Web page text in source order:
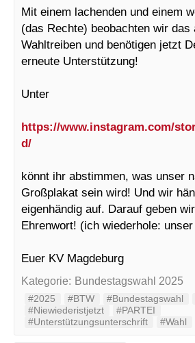
Mit einem lachenden und einem
(das Rechte) beobachten wir das
Wahltreiben und benötigen jetzt
erneute Unterstützung!
Unter
https://www.instagram.com/
d/
könnt ihr abstimmen, was unser
Großplakat sein wird! Und wir
eigenhändig auf. Darauf geben
Ehrenwort! (ich wiederhole:
Euer KV Magdeburg
Kategorie: Bundestagswahl 2025
#2025 #BTW #Bundestagswahl
#Niewiederistjetzt
#PARTEI
#Unterstützungsunterschrift
#Wahl